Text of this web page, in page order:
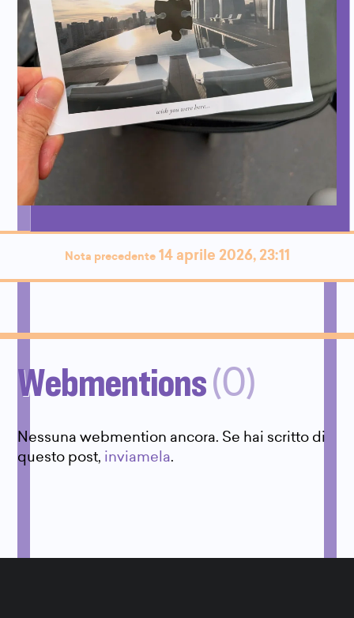
Nota precedente 14 aprile 2026, 23:11
Webmentions(0)
Nessuna webmention ancora. Se hai scritto di
questo post, inviamela.